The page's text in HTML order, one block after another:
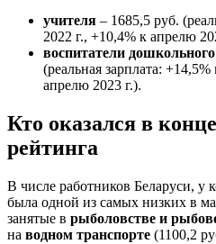
учителя – 1685,5 руб.
2022 г., +10,4% к апрелю
воспитатели
(реальная зарплата:
апрелю 2023 г.).
Кто оказался в
рейтинга
В числе работников Беларуси, у
была одной из самых низких в
занятые в рыболовстве и
на водном транспорте (1100,2